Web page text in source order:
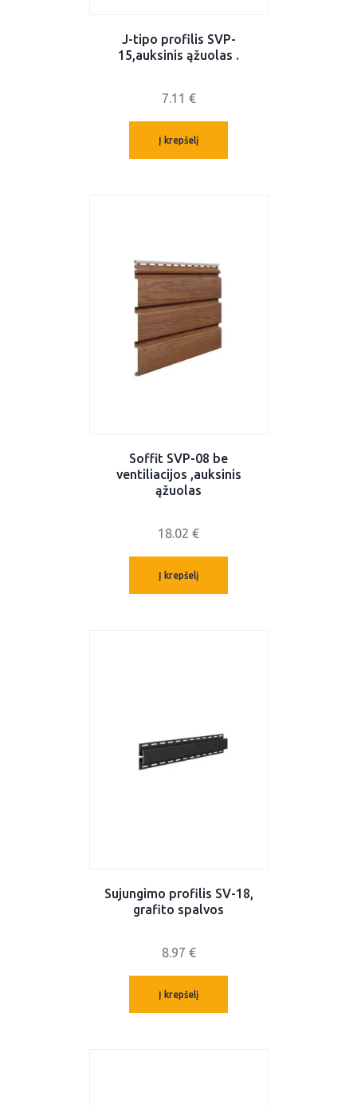
J-tipo profilis SVP-
15,auksinis ąžuolas .
7.11 €
Į krepšelį
Soffit SVP-08 be
ventiliacijos ,auksinis
ąžuolas
18.02 €
Į krepšelį
Sujungimo profilis SV-18,
grafito spalvos
8.97 €
Į krepšelį